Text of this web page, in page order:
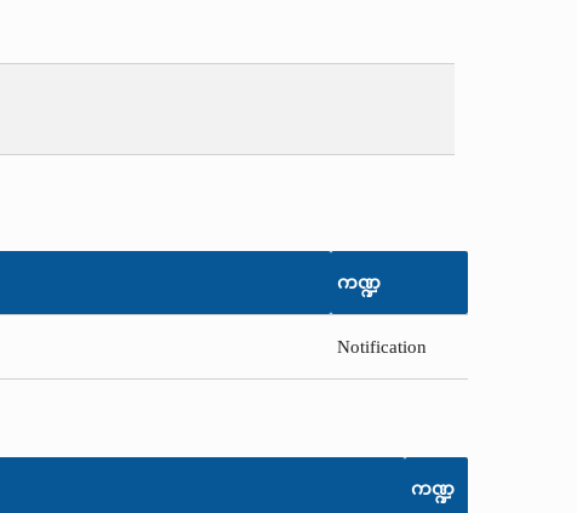
ကဏ္ဍ
Notification
ကဏ္ဍ